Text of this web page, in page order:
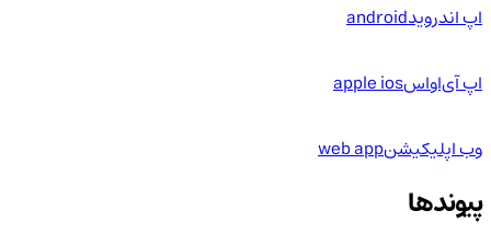
اپ اندرویدandroid
اپ آی‌او‌اسapple ios
وب اپلیکیشنweb app
پیوندها